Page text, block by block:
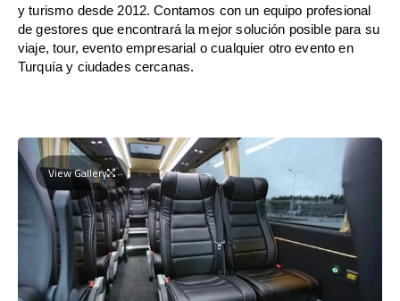
y turismo desde 2012. Contamos con un equipo profesional
de gestores que encontrará la mejor solución posible para su
viaje, tour, evento empresarial o cualquier otro evento en
Turquía y ciudades cercanas.
View Gallery